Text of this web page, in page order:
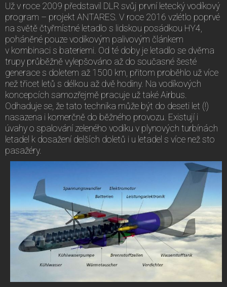
Už v roce 2009 představil DLR svůj první letecký vodíkový
program – projekt ANTARES. V roce 2016 vzlétlo poprvé
na světě čtyřmístné letadlo s lidskou posádkou HY4,
poháněné pouze vodíkovým palivovým článkem
v kombinaci s bateriemi. Od té doby je letadlo se dvěma
trupy průběžně vylepšováno až do současné šesté
generace s doletem až 1500 km, přitom proběhlo už více
než třicet letů s délkou až dvě hodiny. Na vodíkových
koncepcích samozřejmě pracuje už také Airbus.
Odhaduje se, že tato technika může být do deseti let (!)
nasazena i komerčně do běžného provozu. Existují i
úvahy o spalování zeleného vodíku v plynových turbínách
letadel k dosažení delších doletů i u letadel s více než sto
pasažéry.